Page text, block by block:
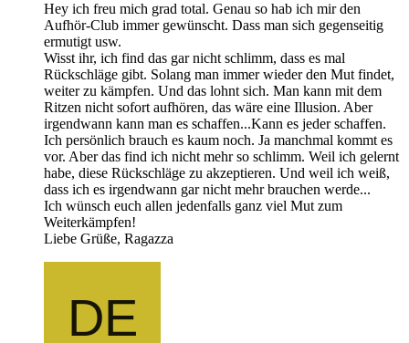
Hey ich freu mich grad total. Genau so hab ich mir den
Aufhör-Club immer gewünscht. Dass man sich gegenseitig
ermutigt usw.
Wisst ihr, ich find das gar nicht schlimm, dass es mal
Rückschläge gibt. Solang man immer wieder den Mut findet,
weiter zu kämpfen. Und das lohnt sich. Man kann mit dem
Ritzen nicht sofort aufhören, das wäre eine Illusion. Aber
irgendwann kann man es schaffen...Kann es jeder schaffen.
Ich persönlich brauch es kaum noch. Ja manchmal kommt es
vor. Aber das find ich nicht mehr so schlimm. Weil ich gelernt
habe, diese Rückschläge zu akzeptieren. Und weil ich weiß,
dass ich es irgendwann gar nicht mehr brauchen werde...
Ich wünsch euch allen jedenfalls ganz viel Mut zum
Weiterkämpfen!
Liebe Grüße, Ragazza